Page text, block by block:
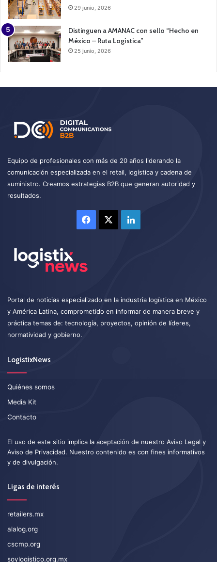
29 junio, 2026
Distinguen a AMANAC con sello “Hecho en
México – Ruta Logística”
25 junio, 2026
Equipo de profesionales con más de 20 años liderando la
comunicación especializada en el retail, logística y cadena de
suministro. Creamos estrategias B2B que generan autoridad y
resultados.
Facebook LinkedIn
Portal de noticias especializado en la industria logística en México
y América Latina, comprometido en informar de manera breve y
práctica temas de: tecnología, proyectos, opinión de líderes,
normatividad y gobierno.
LogistixNews
Quiénes somos
Media Kit
Contacto
El uso de este sitio implica la aceptación de nuestro Aviso Legal y
Aviso de Privacidad. Nuestro contenido es con fines informativos
y de divulgación.
Ligas de interés
retailers.mx
alalog.org
cscmp.org
soylogistico.org.mx